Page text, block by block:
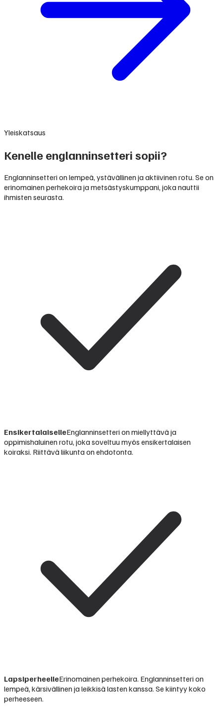
Yleiskatsaus
Kenelle englanninsetteri sopii?
Englanninsetteri on lempeä, ystävällinen ja aktiivinen rotu. Se on
erinomainen perhekoira ja metsästyskumppani, joka nauttii
ihmisten seurasta.
EnsikertalaiselleEnglanninsetteri on miellyttävä ja
oppimishaluinen rotu, joka soveltuu myös ensikertalaisen
koiraksi. Riittävä liikunta on ehdotonta.
LapsiperheelleErinomainen perhekoira. Englanninsetteri on
lempeä, kärsivällinen ja leikkisä lasten kanssa. Se kiintyy koko
perheeseen.